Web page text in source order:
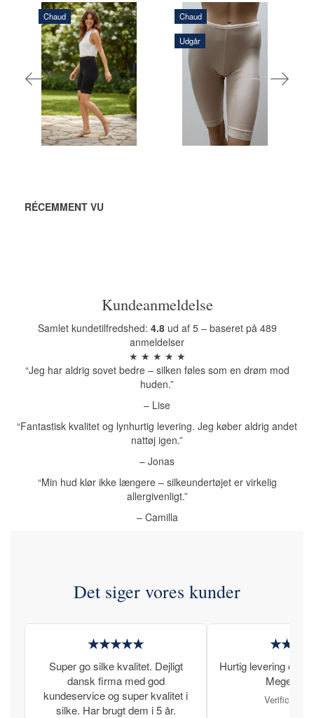
Chaud
256,00 DKK
AJOUTER
AU
PANIER
Chaud
Udgår
252,00 DKK
AJOUTER
AU
PANIER
RÉCEMMENT VU
Kundeanmeldelse
Samlet kundetilfredshed: 4.8ud af 5 – baseret på 489
anmeldelser
★ ★ ★ ★ ★
“Jeg har aldrig sovet bedre – silken føles som en drøm mod
huden.”
– Lise
“Fantastisk kvalitet og lynhurtig levering. Jeg køber aldrig andet
nattøj igen.”
– Jonas
“Min hud klør ikke længere – silkeundertøjet er virkelig
allergivenligt.”
– Camilla
Det siger vores kunder
★★★★★
Super go silke kvalitet. Dejligt
dansk firma med god
kundeservice og super kvalitet i
silke. Har brugt dem i 5 år.
Hurtig levering og
Meget
Verificeret